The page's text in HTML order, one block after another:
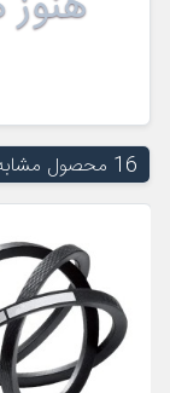
16 محصول مشابه در همین شاخه